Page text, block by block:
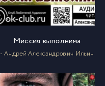
Миссия выполнима
- Андрей Александрович Ильин